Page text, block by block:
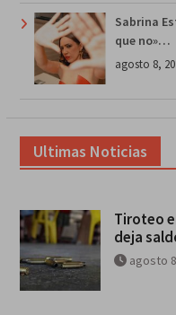
Sabrina
que no»…
agosto 8,
Ultimas Noticias
Tiroteo
deja
agosto